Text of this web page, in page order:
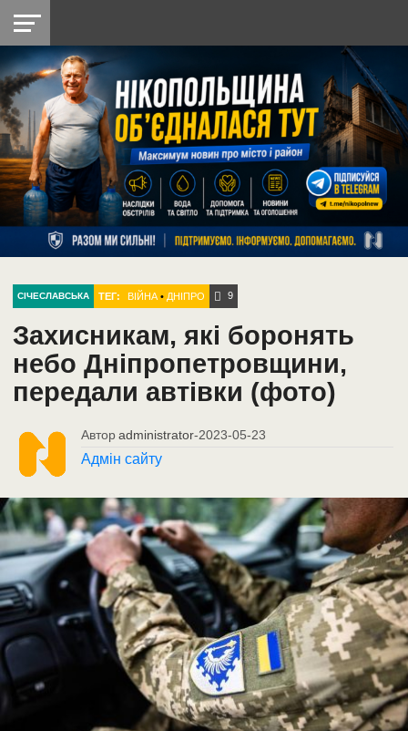
НІКОПОЛЬ
РАЙОН
СІЧЕСЛАВСЬКА
УКРАЇНА
РЕТРО
НІКОПОЛЬ
ЛАЙТ
УКРАЇНА
ДОПОМОГА
РАДІО
СІЧЕСЛАВСЬКА ТЕГ: ВІЙНА • ДНІПРО 9
Захисникам, які боронять
небо Дніпропетровщини,
передали автівки (фото)
Автор administrator-2023-05-23
Адмін сайту